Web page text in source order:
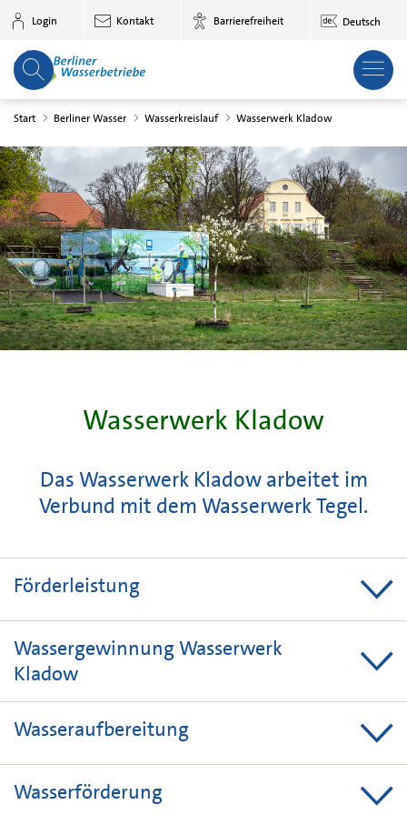
Zum Hauptinhalt springen
Login Kontakt Barrierefreiheit Deutsch
Start Berliner Wasser Wasserkreislauf Wasserwerk Kladow
Wasserwerk Kladow
Das Wasserwerk Kladow arbeitet im
Verbund mit dem Wasserwerk Tegel.
Förderleistung
max. 30.000 m3 /Tag
Wassergewinnung Wasserwerk
Kladow
16 Vertikalbrunnen, 34 bis 93 m tief, mit
Unterwassermotorpumpen. Leistungen der Pumpen
zwischen 50 und 200 m3pro Stunde.
Wasseraufbereitung
Zwei rechteckige Belüftungskammern mit 200 Düsen
zur Belüftung des Rohwassers, eine Filterhalle mit sechs
Wasserförderung